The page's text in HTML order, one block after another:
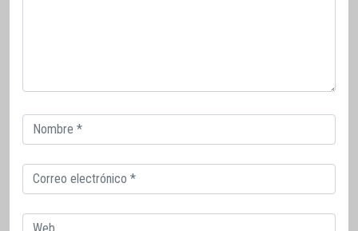
Correo
electrónico
Correo
electrónico
Web